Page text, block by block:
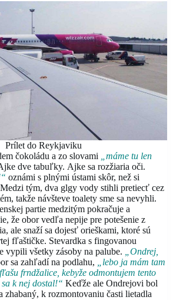
Prílet do Reykjaviku
čokoládu a zo slovami
„máme tu len
dve tabuľky. Ajke sa rozžiaria oči.
oznámi s plnými ústami skôr, než si
tým, dva glgy vody stihli pretiecť cez
takže návšteve toalety sme sa nevyhli.
partie medzitým pokračuje a
že obor vedľa nepije pre potešenie z
ale snaží sa dojesť orieškami, ktoré sú
fľaštičke. Stevardka s fingovanou
vypili všetky zásoby na palube.
„Ondrej,
sa zahľadí na podlahu,
„lebo ja mám tam
frndžalice, kebyže odmontujem tento
k nej dostal!“ Keďže ale Ondrejovi bol
zhabaný, k rozmontovaniu časti lietadla